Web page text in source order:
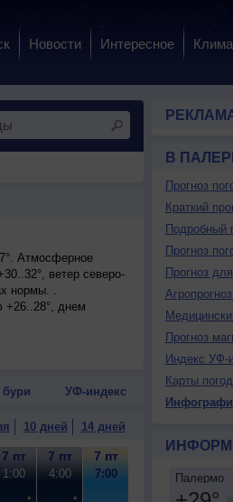
Новости Интересное
Атмосферное
ветер северо-
нормы. .
+26..28°, днем
бури УФ-индекс
10 дней 14 дней
7 пт
1:00
7 пт
4:00
7 пт
7:00
В
Прогноз
Краткий
Подробный
Прогноз
Прогноз
Прогноз
Индекс УФ-
Карты